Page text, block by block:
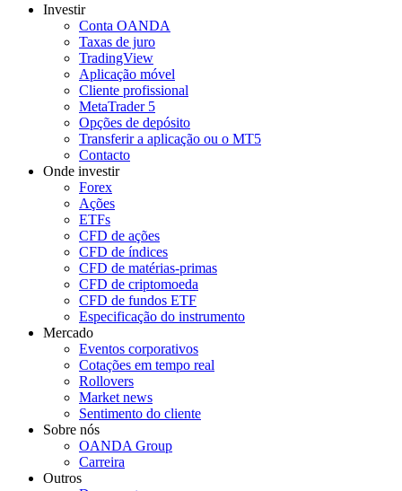
Investir
Conta OANDA
Taxas de juro
TradingView
Aplicação móvel
Cliente profissional
MetaTrader 5
Opções de depósito
Transferir a aplicação ou o MT5
Contacto
Onde investir
Forex
Ações
ETFs
CFD de ações
CFD de índices
CFD de matérias-primas
CFD de criptomoeda
CFD de fundos ETF
Especificação do instrumento
Mercado
Eventos corporativos
Cotações em tempo real
Rollovers
Market news
Sentimento do cliente
Sobre nós
OANDA Group
Carreira
Outros